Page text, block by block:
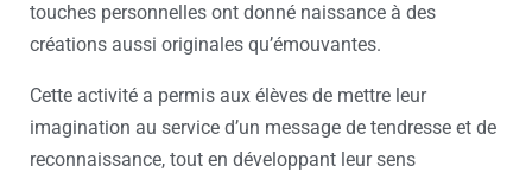
touches personnelles ont donné naissance à des
créations aussi originales qu’émouvantes.
Cette activité a permis aux élèves de mettre leur
imagination au service d’un message de tendresse et de
reconnaissance, tout en développant leur sens